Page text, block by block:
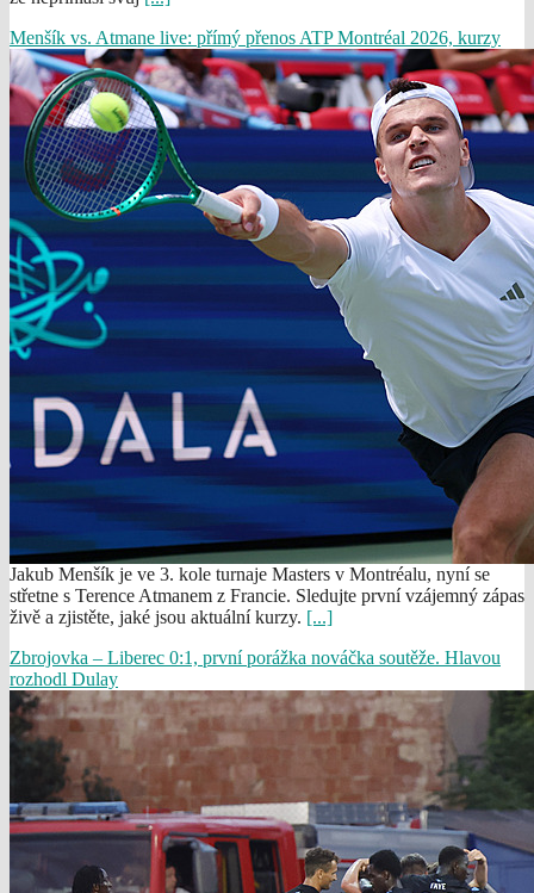
Menšík vs. Atmane live: přímý přenos ATP Montréal 2026, kurzy
Jakub Menšík je ve 3. kole turnaje Masters v Montréalu, nyní se
střetne s Terence Atmanem z Francie. Sledujte první vzájemný zápas
živě a zjistěte, jaké jsou aktuální kurzy. [...]
Zbrojovka – Liberec 0:1, první porážka nováčka soutěže. Hlavou
rozhodl Dulay